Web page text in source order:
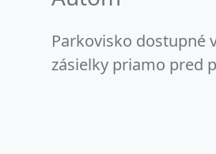
Parkovisko dostupné
zásielky priamo pred